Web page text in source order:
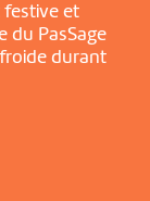
festive et
du PasSage
durant